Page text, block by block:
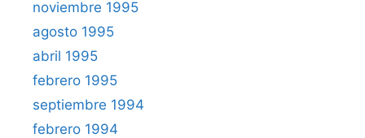
noviembre 1995
agosto 1995
abril 1995
febrero 1995
septiembre 1994
febrero 1994